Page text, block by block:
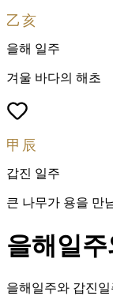
乙亥
을해 일주
겨울 바다의 해초
甲辰
갑진 일주
큰 나무가 용을 만
을해일
을해일주와 갑진